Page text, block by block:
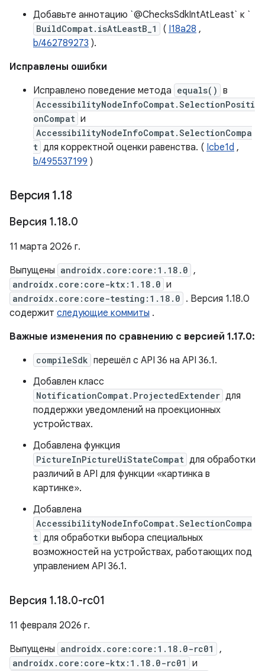
Добавьте аннотацию `@ChecksSdkIntAtLeast` к `
BuildCompat.isAtLeastB_1 ( I18a28 ,
b/462789273 ).
Исправлены ошибки
Исправлено поведение метода equals() в
AccessibilityNodeInfoCompat.SelectionPositi
onCompat и
AccessibilityNodeInfoCompat.SelectionCompa
t для корректной оценки равенства. ( Icbe1d ,
b/495537199 )
Версия 1.18
Версия 1.18.0
11 марта 2026 г.
Выпущены androidx.core:core:1.18.0 ,
androidx.core:core-ktx:1.18.0 и
androidx.core:core-testing:1.18.0 . Версия 1.18.0
содержит следующие коммиты .
Важные изменения по сравнению с версией 1.17.0:
compileSdk перешёл с API 36 на API 36.1.
Добавлен класс
NotificationCompat.ProjectedExtender для
поддержки уведомлений на проекционных
устройствах.
Добавлена ​​функция
PictureInPictureUiStateCompat для обработки
различий в API для функции «картинка в
картинке».
Добавлена
AccessibilityNodeInfoCompat.SelectionCompa
t для обработки выбора специальных
возможностей на устройствах, работающих под
управлением API 36.1.
Версия 1.18.0-rc01
11 февраля 2026 г.
Выпущены androidx.core:core:1.18.0-rc01 ,
androidx.core:core-ktx:1.18.0-rc01 и